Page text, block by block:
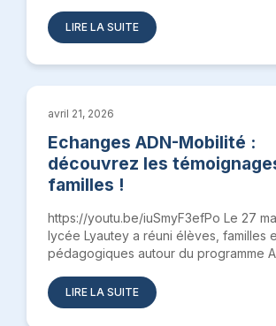
LIRE LA SUITE
avril 21, 2026
Echanges ADN-Mobilité :
découvrez les
familles !
https://youtu.be/iuSmyF3efPo Le 27
lycée Lyautey a réuni élèves, familles
pédagogiques autour du programme
LIRE LA SUITE